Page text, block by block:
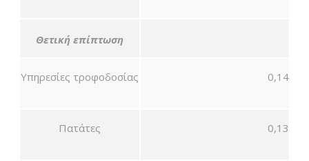
Θετική επίπτωση
Υπηρεσίες τροφοδοσίας 0,14
Πατάτες 0,13